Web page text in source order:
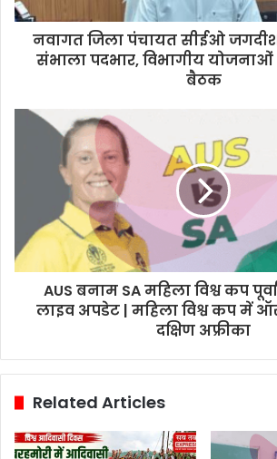
नवागत जिला पंचायत सीईओ
संभाला पदभार, विभागीय योजनाओं
बैठक
AUS बनाम SA महिला विश्व कप
लाइव अपडेट | महिला विश्व कप में
दक्षिण अफ्रीका
Related Articles